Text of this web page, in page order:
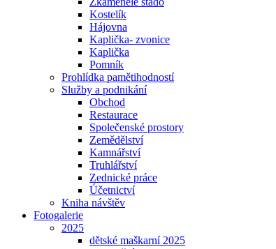
Kostelík
Hájovna
Kaplička- zvonice
Kaplička
Pomník
Prohlídka pamětihodností
Služby a podnikání
Obchod
Restaurace
Společenské prostory
Zemědělství
Kamnářství
Truhlářství
Zednické práce
Účetnictví
Kniha návštěv
Fotogalerie
2025
dětské maškarní 2025